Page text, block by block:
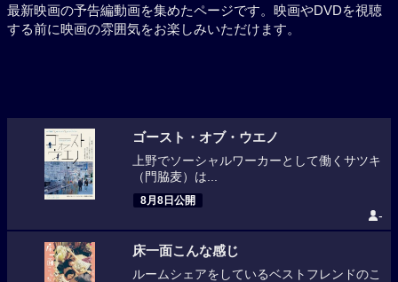
最新映画の予告編動画を集めたページです。映画やDVDを視聴
する前に映画の雰囲気をお楽しみいただけます。
ゴースト・オブ・ウエノ
上野でソーシャルワーカーとして働くサツキ
（門脇麦）は...
8月8日公開
-
床一面こんな感じ
ルームシェアをしているベストフレンドのこ